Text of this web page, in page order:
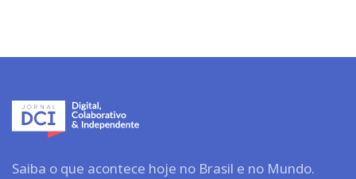
Saiba o que acontece hoje no Brasil e no Mundo.